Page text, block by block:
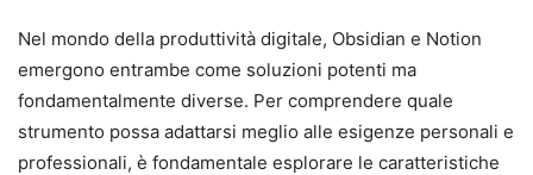
Nel mondo della produttività digitale, Obsidian e Notion
emergono entrambe come soluzioni potenti ma
fondamentalmente diverse. Per comprendere quale
strumento possa adattarsi meglio alle esigenze personali e
professionali, è fondamentale esplorare le caratteristiche